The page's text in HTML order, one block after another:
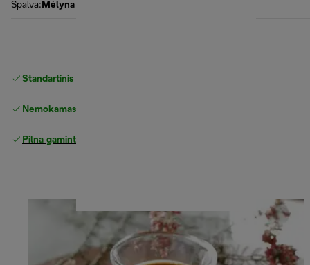
Spalva: Mėlyna
Standartinis nemokamas
Nemokamas grąžinimas
Pilna gamintojo garantija